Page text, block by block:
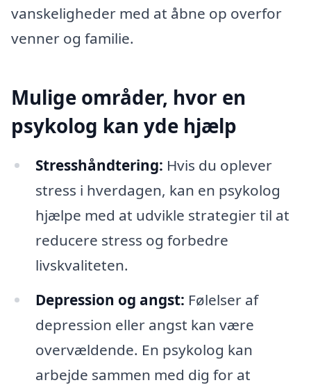
vanskeligheder med at åbne op overfor
venner og familie.
Mulige områder, hvor en
psykolog kan yde hjælp
Stresshåndtering: Hvis du oplever
stress i hverdagen, kan en psykolog
hjælpe med at udvikle strategier til at
reducere stress og forbedre
livskvaliteten.
Depression og angst: Følelser af
depression eller angst kan være
overvældende. En psykolog kan
arbejde sammen med dig for at